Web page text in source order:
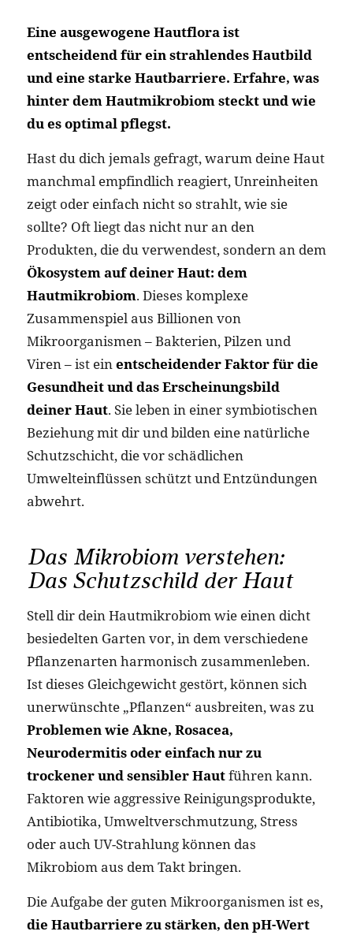
Eine ausgewogene Hautflora ist
entscheidend für ein strahlendes Hautbild
und eine starke Hautbarriere. Erfahre, was
hinter dem Hautmikrobiom steckt und wie
du es optimal pflegst.
Hast du dich jemals gefragt, warum deine Haut
manchmal empfindlich reagiert, Unreinheiten
zeigt oder einfach nicht so strahlt, wie sie
sollte? Oft liegt das nicht nur an den
Produkten, die du verwendest, sondern an dem
Ökosystem auf deiner Haut: dem
Hautmikrobiom. Dieses komplexe
Zusammenspiel aus Billionen von
Mikroorganismen – Bakterien, Pilzen und
Viren – ist einentscheidender Faktor für die
Gesundheit und das Erscheinungsbild
deiner Haut. Sie leben in einer symbiotischen
Beziehung mit dir und bilden eine natürliche
Schutzschicht, die vor schädlichen
Umwelteinflüssen schützt und Entzündungen
abwehrt.
Das Mikrobiom verstehen:
Das Schutzschild der Haut
Stell dir dein Hautmikrobiom wie einen dicht
besiedelten Garten vor, in dem verschiedene
Pflanzenarten harmonisch zusammenleben.
Ist dieses Gleichgewicht gestört, können sich
unerwünschte „Pflanzen“ ausbreiten, was zu
Problemen wie Akne, Rosacea,
Neurodermitis oder einfach nur zu
trockener und sensibler Hautführen kann.
Faktoren wie aggressive Reinigungsprodukte,
Antibiotika, Umweltverschmutzung, Stress
oder auch UV-Strahlung können das
Mikrobiom aus dem Takt bringen.
Die Aufgabe der guten Mikroorganismen ist es,
die Hautbarriere zu stärken, den pH-Wert